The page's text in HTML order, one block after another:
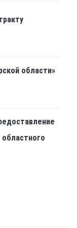
области»
областного